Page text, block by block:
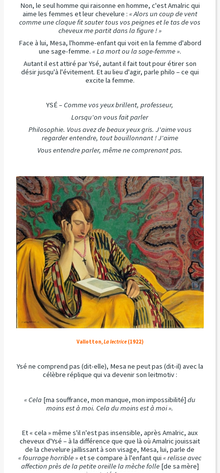
Non, le seul homme qui raisonne en homme, c'est Amalric qui
aime les femmes et leur chevelure : « Alors un coup de vent
comme une claque fit sauter tous vos peignes et le tas de vos
cheveux me partit dans la figure ! »
Face à lui, Mesa, l'homme-enfant qui voit en la femme d'abord
une sage-femme. « La mort ou la sage-femme ».
Autant il est attiré par Ysé, autant il fait tout pour étirer son
désir jusqu'à l'évitement. Et au lieu d'agir, parle philo – ce qui
excite la femme.
YSÉ– Comme vos yeux brillent, professeur,
Lorsqu'on vous fait parler
Philosophie. Vous avez de beaux yeux gris. J'aime vous
regarder entendre, tout bouillonnant ! J'aime
Vous entendre parler, même ne comprenant pas.
Vallotton,La lectrice(1922)
Ysé ne comprend pas (dit-elle), Mesa ne peut pas (dit-il) avec la
célèbre réplique qui va devenir son leitmotiv :
« Cela [ma souffrance, mon manque, mon impossibilité]du
moins est à moi. Cela du moins est à moi ».
Et « cela » même s'il n'est pas insensible, après Amalric, aux
cheveux d'Ysé – à la différence que que là où Amalric jouissait
de la chevelure jaillissant à son visage, Mesa, lui, parle de
« fourrage horrible »et se compare à l'enfant qui« relisse avec
affection près de la petite oreille la mèche folle [de sa mère]